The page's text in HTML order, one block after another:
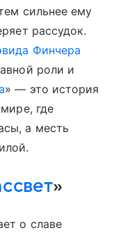
сильнее ему
рассудок.
Финчера
роли и
» — это история
где
а месть
»
о славе